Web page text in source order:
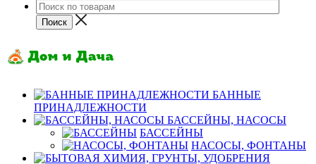
БАННЫЕ
ПРИНАДЛЕЖНОСТИ
БАССЕЙНЫ, НАСОСЫ
БАССЕЙНЫ
НАСОСЫ, ФОНТАНЫ